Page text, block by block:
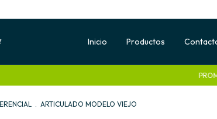
Inicio Productos
. ARTICULADO MODELO VIEJO